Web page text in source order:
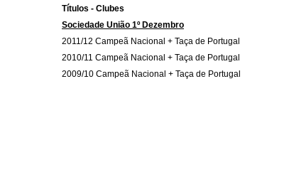
Títulos - Clubes
Sociedade União 1º Dezembro
2011/12 Campeã Nacional + Taça de Portugal
2010/11 Campeã Nacional + Taça de Portugal
2009/10 Campeã Nacional + Taça de Portugal